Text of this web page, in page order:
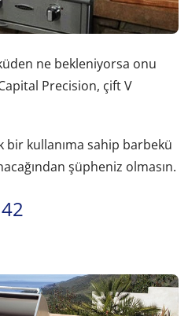
ne bekleniyorsa onu
Precision, çift V
bir kullanıma sahip barbekü
şüpheniz olmasın.